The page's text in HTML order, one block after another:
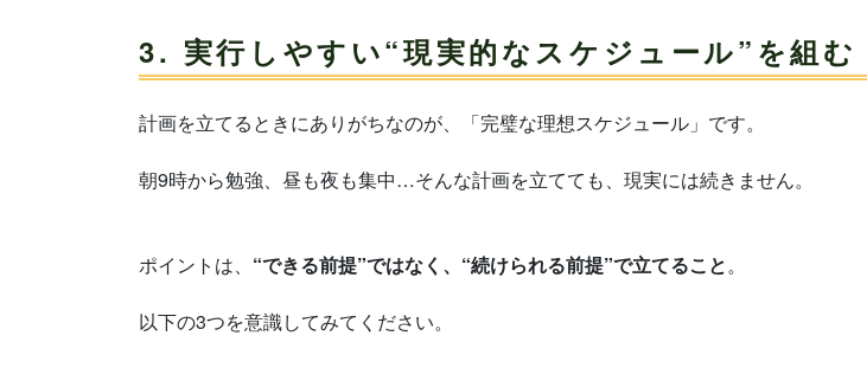
3. 実行しやすい“現実的なスケジュール”を組む
計画を立てるときにありがちなのが、「完璧な理想スケジュール」です。
朝9時から勉強、昼も夜も集中…そんな計画を立てても、現実には続きません。
ポイントは、 “できる前提”ではなく、“続けられる前提”で立てること。
以下の3つを意識してみてください。